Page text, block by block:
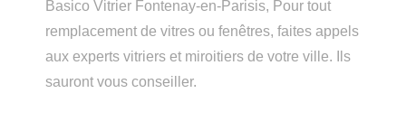
Basico Vitrier Fontenay-en-Parisis, Pour tout
remplacement de vitres ou fenêtres, faites appels
aux experts vitriers et miroitiers de votre ville. Ils
sauront vous conseiller.